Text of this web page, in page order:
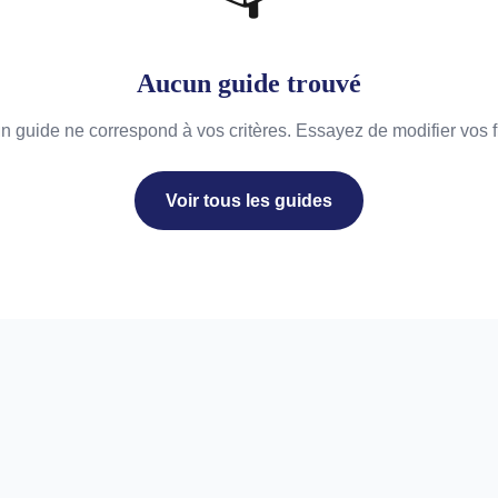
Aucun guide trouvé
guide ne correspond à vos critères. Essayez de modifier vos
Voir tous les guides